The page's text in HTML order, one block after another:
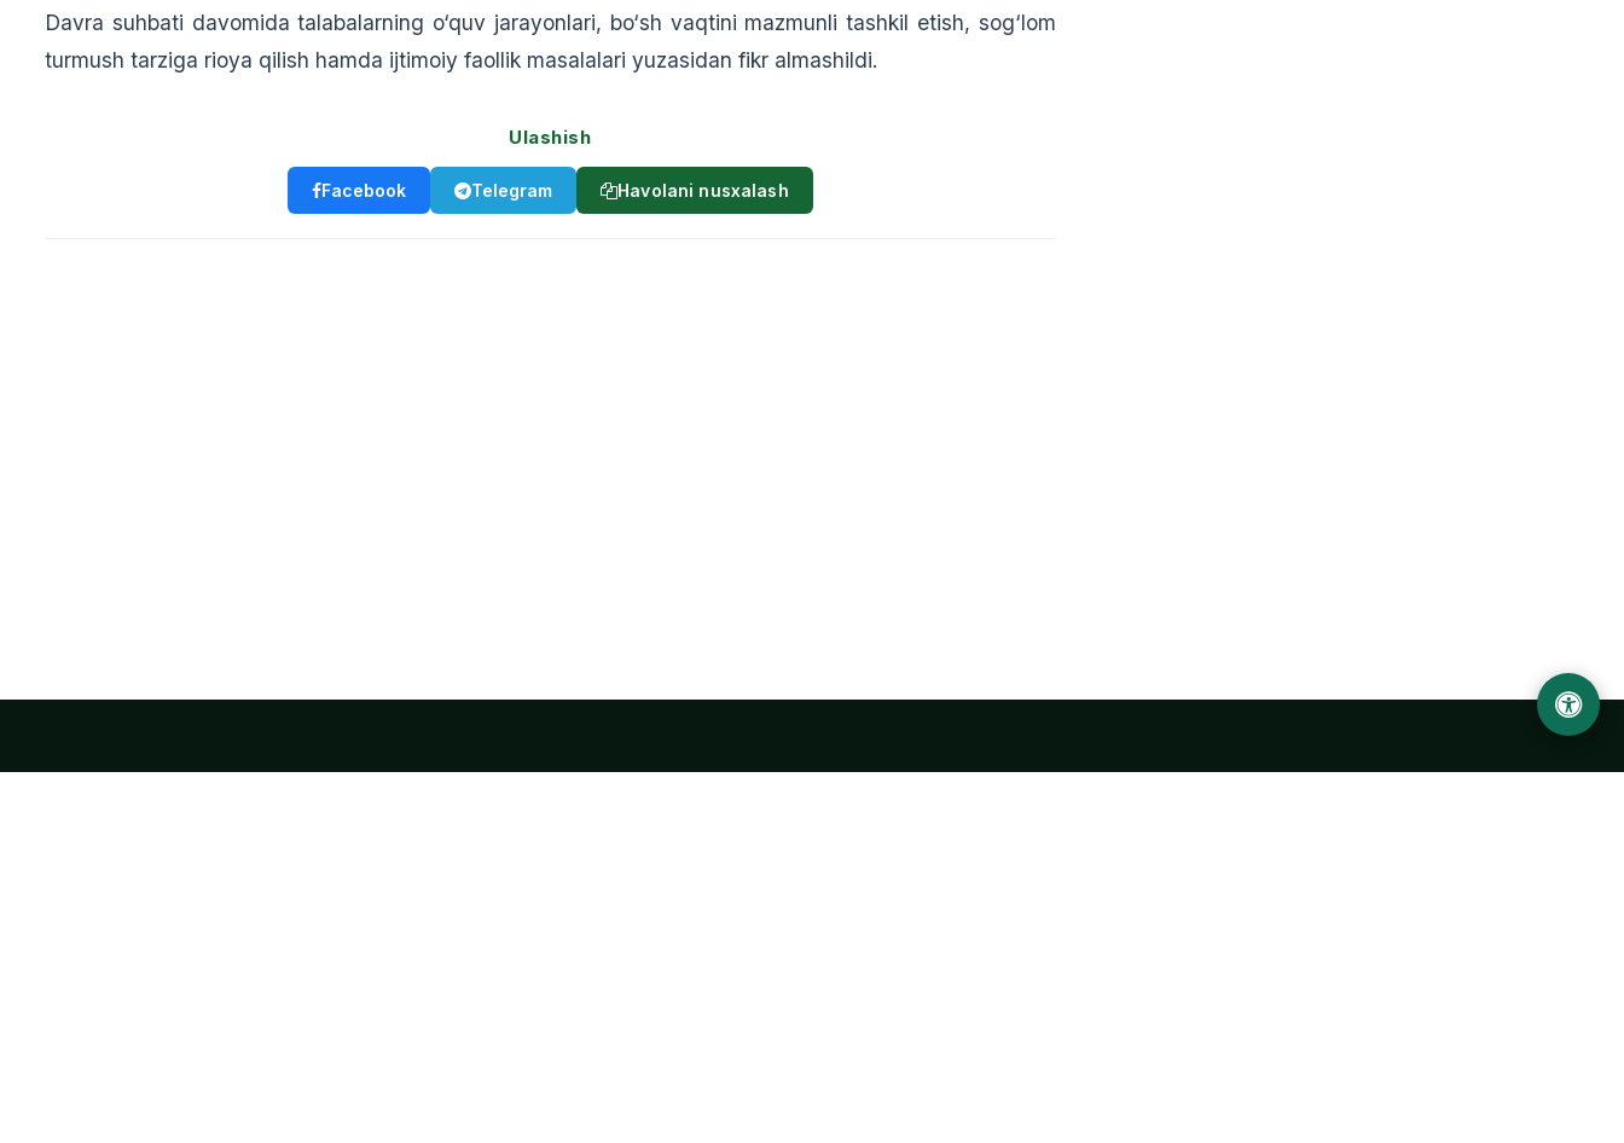
Davra suhbati davomida talabalarning o‘quv jarayonlari, bo‘sh vaqtini mazmunli tashkil etish, sog‘lom
turmush tarziga rioya qilish hamda ijtimoiy faollik masalalari yuzasidan fikr almashildi.
Ulashish
Facebook Telegram Havolani nusxalash